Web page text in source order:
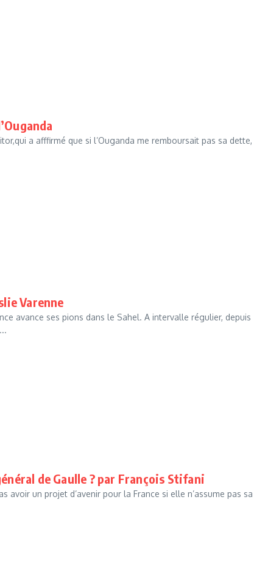
a afffirmé que si l’Ouganda me remboursait pas sa dette,
Varenne
avance ses pions dans le Sahel. A intervalle régulier, depuis
de Gaulle ? par François Stifani
avoir un projet d’avenir pour la France si elle n’assume pas sa